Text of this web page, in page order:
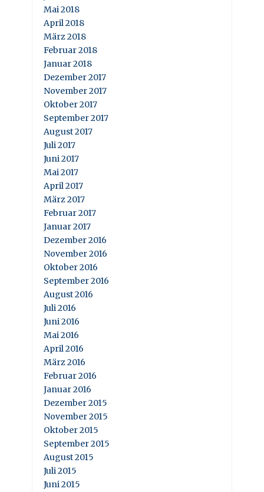
Mai 2018
April 2018
März 2018
Februar 2018
Januar 2018
Dezember 2017
November 2017
Oktober 2017
September 2017
August 2017
Juli 2017
Juni 2017
Mai 2017
April 2017
März 2017
Februar 2017
Januar 2017
Dezember 2016
November 2016
Oktober 2016
September 2016
August 2016
Juli 2016
Juni 2016
Mai 2016
April 2016
März 2016
Februar 2016
Januar 2016
Dezember 2015
November 2015
Oktober 2015
September 2015
August 2015
Juli 2015
Juni 2015